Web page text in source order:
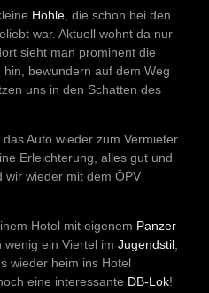
Höhle , die schon bei den
war. Aktuell wohnt da nur
sieht man prominent die
hin, bewundern auf dem Weg
uns in den Schatten des
Auto wieder zum Vermieter.
Erleichterung, alles gut und
wir wieder mit dem ÖPV
Hotel mit eigenem Panzer
ein Viertel im Jugendstil
wieder heim ins Hotel
eine interessante DB-Lok!